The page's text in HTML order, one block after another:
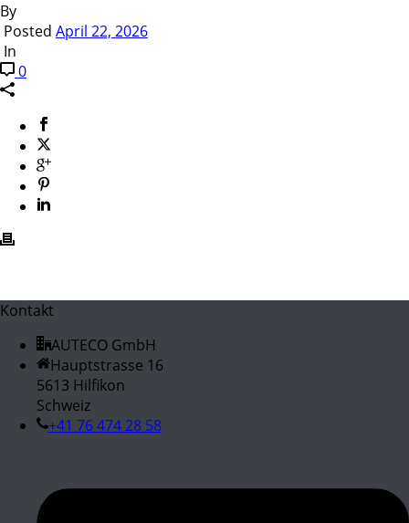
By
Posted April 22, 2026
In
0
Kontakt
AUTECO GmbH
Hauptstrasse 16
5613 Hilfikon
Schweiz
+41 76 474 28 58